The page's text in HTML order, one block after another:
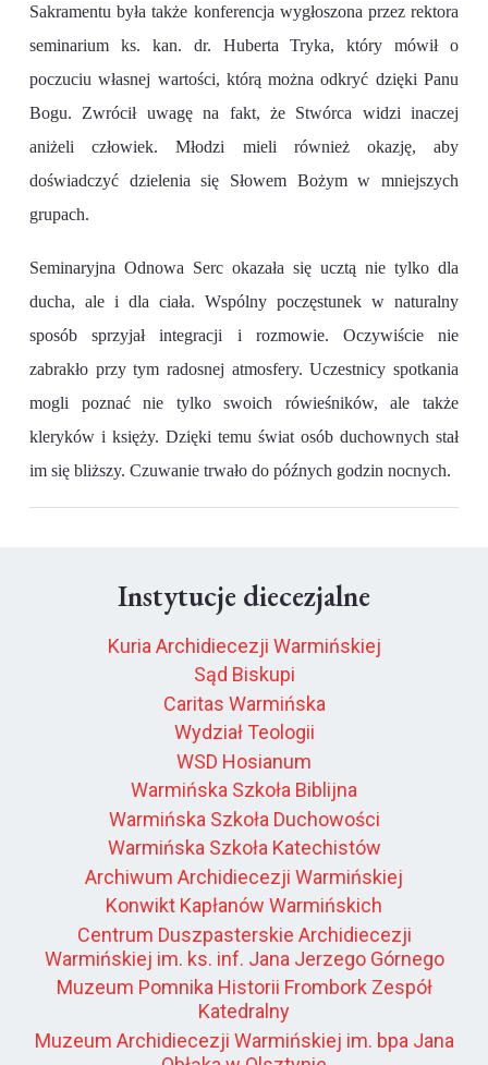
Sakramentu była także konferencja wygłoszona przez rektora
seminarium ks. kan. dr. Huberta Tryka,który mówił o
poczuciuwłasnej wartości, którą można odkryć dzięki Panu
Bogu. Zwrócił uwagę na fakt, że Stwórca widzi inaczej
aniżeli człowiek. Młodzi mieli również okazję, aby
doświadczyć dzielenia się Słowem Bożym w mniejszych
grupach.
Seminaryjna Odnowa Serc okazała się ucztą nie tylko dla
ducha, ale i dla ciała. Wspólny poczęstunek w naturalny
sposób sprzyjał integracji i rozmowie. Oczywiście nie
zabrakło przy tym radosnej atmosfery. Uczestnicy spotkania
mogli poznać nie tylko swoich rówieśników, ale także
kleryków i księży. Dzięki temu świat osób duchownych stał
im się bliższy. Czuwanie trwało do późnych godzin nocnych.
Instytucje diecezjalne
Kuria Archidiecezji Warmińskiej
Sąd Biskupi
Caritas Warmińska
Wydział Teologii
WSD Hosianum
Warmińska Szkoła Biblijna
Warmińska Szkoła Duchowości
Warmińska Szkoła Katechistów
Archiwum Archidiecezji Warmińskiej
Konwikt Kapłanów Warmińskich
Centrum Duszpasterskie Archidiecezji
Warmińskiej im. ks. inf. Jana Jerzego Górnego
Muzeum Pomnika Historii Frombork Zespół
Katedralny
Muzeum Archidiecezji Warmińskiej im. bpa Jana